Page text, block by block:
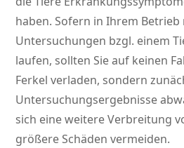
haben. Sofern in Ihrem Betrieb
Untersuchungen bzgl. einem
laufen, sollten Sie auf keinen
Ferkel verladen, sondern
Untersuchungsergebnisse
sich eine weitere Verbreitung
größere Schäden vermeiden.